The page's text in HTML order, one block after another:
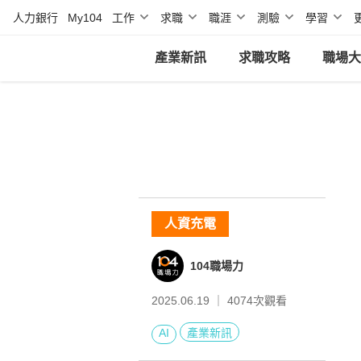
人力銀行 My104 工作 求職 職涯 測驗 學習
產業新訊 求職攻略 職場
人資充電
104職場力
2025.06.19 ｜ 4074次觀看
AI 產業新訊